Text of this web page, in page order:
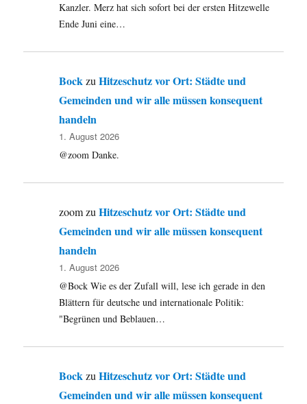
Kanzler. Merz hat sich sofort bei der ersten Hitzewelle
Ende Juni eine…
BockzuHitzeschutz vor Ort: Städte und
Gemeinden und wir alle müssen konsequent
handeln
1. August 2026
@zoom Danke.
zoomzuHitzeschutz vor Ort: Städte und
Gemeinden und wir alle müssen konsequent
handeln
1. August 2026
@Bock Wie es der Zufall will, lese ich gerade in den
Blättern für deutsche und internationale Politik:
"Begrünen und Beblauen…
BockzuHitzeschutz vor Ort: Städte und
Gemeinden und wir alle müssen konsequent